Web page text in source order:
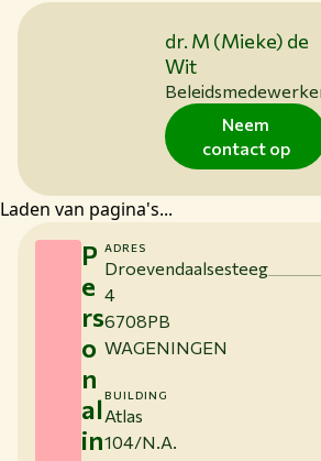
HUIDIGE STUDENTEN
dr. M (Mieke) de
Wit
Neem
contact op
Laden van pagina's...
P
e
rs
o
n
al
in
ADRES
Droevendaalsesteeg
4
6708PB
WAGENINGEN
BUILDING
Atlas
104/N.A.